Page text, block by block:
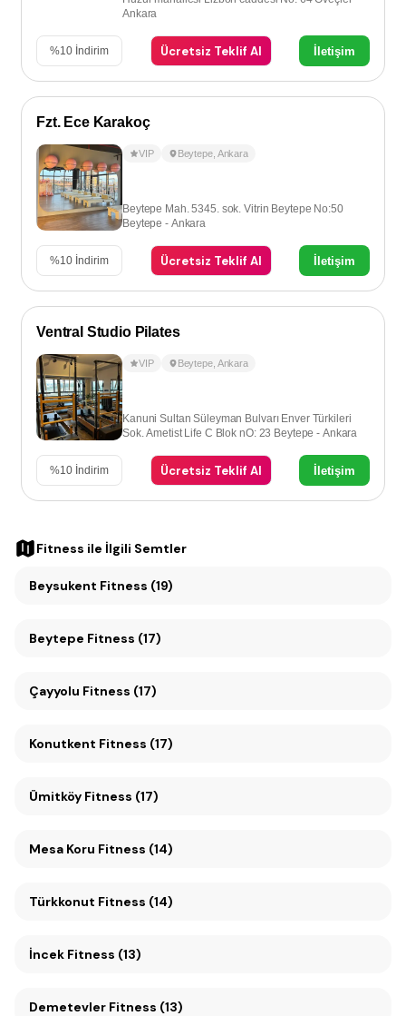
Ankara
%10 İndirim Ücretsiz Teklif Al İletişim
Fzt. Ece Karakoç
VIP Beytepe, Ankara
Beytepe Mah. 5345. sok. Vitrin Beytepe No:50
Beytepe - Ankara
%10 İndirim Ücretsiz Teklif Al İletişim
Ventral Studio Pilates
VIP Beytepe, Ankara
Kanuni Sultan Süleyman Bulvarı Enver Türkileri
Sok. Ametist Life C Blok nO: 23 Beytepe - Ankara
%10 İndirim Ücretsiz Teklif Al İletişim
Fitness ile İlgili Semtler
Beysukent Fitness (19)
Beytepe Fitness (17)
Çayyolu Fitness (17)
Konutkent Fitness (17)
Ümitköy Fitness (17)
Mesa Koru Fitness (14)
Türkkonut Fitness (14)
İncek Fitness (13)
Demetevler Fitness (13)